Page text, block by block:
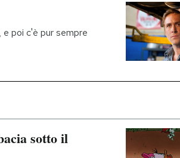
poi c'è pur sempre
sotto il